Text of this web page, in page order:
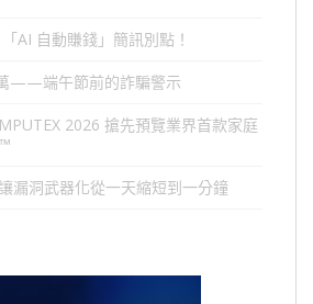
AI 自動賺錢」簡訊別點！
——端午節前的詐騙警示
2026 搶先預覽業界首款家庭
漏洞武器化從一天縮短到一分鐘